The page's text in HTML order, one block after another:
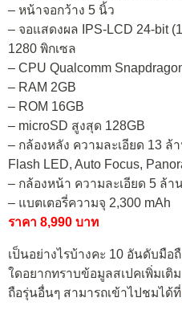
– หน้าจอกว้าง 5 นิ้ว
– จอแสดงผล IPS-LCD 24-bit
1280 พิกเซล
– CPU Qualcomm
– RAM 2GB
– ROM 16GB
– microSD สูงสุด 128GB
– กล้องหลัง ความละเอียด 13 ล้
Flash LED, Auto Focus,
– กล้องหน้า ความละเอียด 5 ล้
– แบตเตอรี่ความจุ 2,300 mAh
ราคา 8,990 บาท
เป็นอย่างไรบ้างคะ 10 อันดับมื
ใดอยากทราบข้อมูลสเปคเพิ่มเ
ถือรุ่นอื่นๆ สามารถเข้าไปชมได้ที่